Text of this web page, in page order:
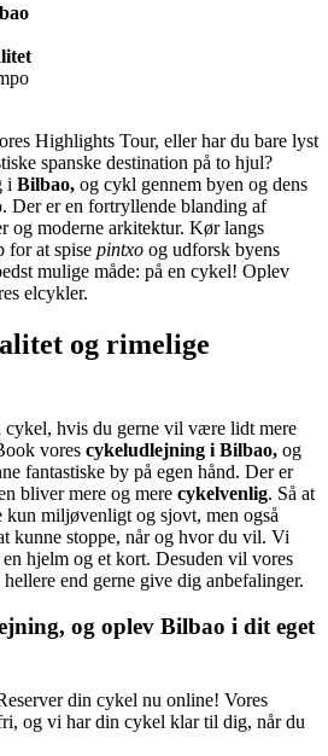
Highlights Tour, eller har du bare lyst
spanske destination på to hjul?
i Bilbao, og cykl gennem byen og dens
Der er en fortryllende blanding af
og moderne arkitektur. Kør langs
for at spise pintxo og udforsk byens
mulige måde: på en cykel! Oplev
elcykler.
og rimelige
cykel, hvis du gerne vil være lidt mere
vores cykeludlejning i Bilbao, og
fantastiske by på egen hånd. Der er
bliver mere og mere cykelvenlig. Så at
kun miljøvenligt og sjovt, men også
kunne stoppe, når og hvor du vil. Vi
hjelm og et kort. Desuden vil vores
end gerne give dig anbefalinger.
og oplev Bilbao i dit eget
din cykel nu online! Vores
og vi har din cykel klar til dig, når du